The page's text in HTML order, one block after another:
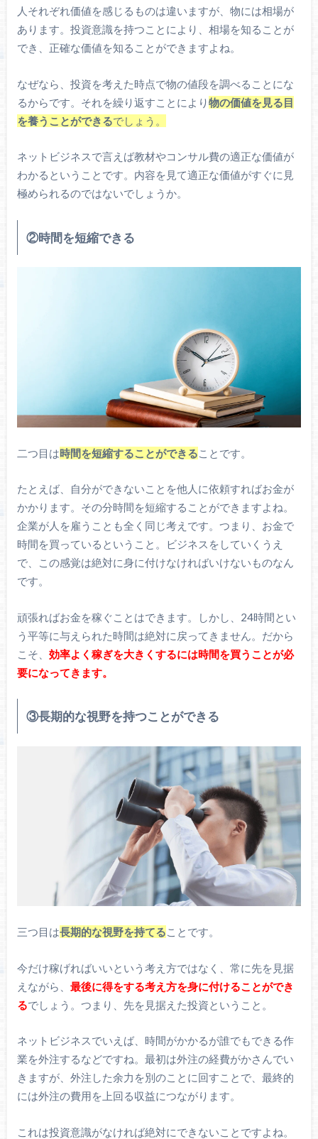
人それぞれ価値を感じるものは違いますが、物には相場が
あります。投資意識を持つことにより、相場を知ることが
でき、正確な価値を知ることができますよね。
なぜなら、投資を考えた時点で物の値段を調べることにな
るからです。それを繰り返すことにより物の価値を見る目
を養うことができるでしょう。
ネットビジネスで言えば教材やコンサル費の適正な価値が
わかるということです。内容を見て適正な価値がすぐに見
極められるのではないでしょうか。
②時間を短縮できる
二つ目は時間を短縮することができる ことです。
たとえば、自分ができないことを他人に依頼すればお金が
かかります。その分時間を短縮することができますよね。
企業が人を雇うことも全く同じ考えです。つまり、お金で
時間を買っているということ。ビジネスをしていくうえ
で、この感覚は絶対に身に付けなければいけないものなん
です。
頑張ればお金を稼ぐことはできます。しかし、24時間とい
う平等に与えられた時間は絶対に戻ってきません。だから
こそ、 効率よく稼ぎを大きくするには時間を買うことが必
要になってきます。
③長期的な視野を持つことができる
三つ目は長期的な視野を持てることです。
今だけ稼げればいいという考え方ではなく、常に先を見据
えながら、 最後に得をする考え方を身に付けることができ
るでしょう。つまり、先を見据えた投資ということ。
ネットビジネスでいえば、時間がかかるが誰でもできる作
業を外注するなどですね。最初は外注の経費がかさんでい
きますが、外注した余力を別のことに回すことで、最終的
には外注の費用を上回る収益につながります。
これは投資意識がなければ絶対にできないことですよね。